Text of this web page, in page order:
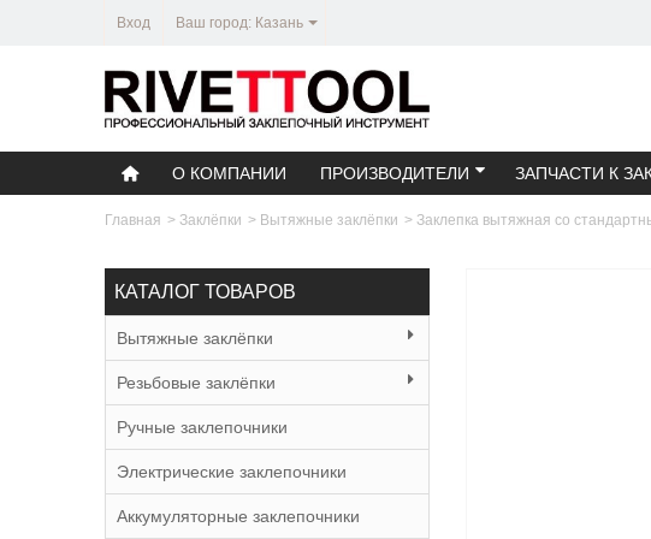
Вход Ваш город: Казань
О КОМПАНИИ ПРОИЗВОДИТЕЛИ ЗАПЧАСТИ К
Главная > Заклёпки > Вытяжные заклёпки > Заклепка вытяжная со
КАТАЛОГ ТОВАРОВ
Вытяжные заклёпки
Резьбовые заклёпки
Ручные заклепочники
Электрические заклепочники
Аккумуляторные заклепочники